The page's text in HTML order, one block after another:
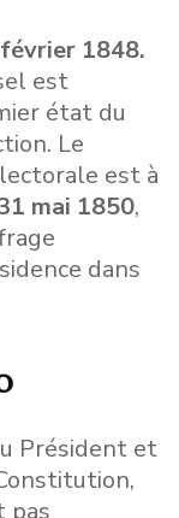
février 1848.
est
état du
Le
est à
mai 1850,
dans
Président et
pas